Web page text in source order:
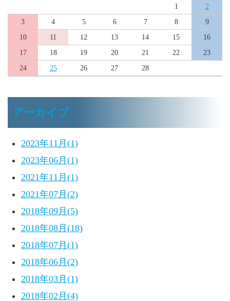
1
2
3
4 5 6 7 8
9
10
11 12 13 14 15
16
17
18 19 20 21 22
23
24
25 26 27 28
アーカイブ
2023年11月(1)
2023年06月(1)
2021年11月(1)
2021年07月(2)
2018年09月(5)
2018年08月(18)
2018年07月(1)
2018年06月(2)
2018年03月(1)
2018年02月(4)